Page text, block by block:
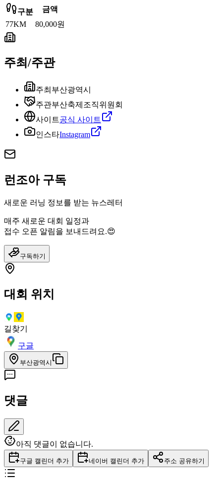
구분
금액
77KM
80,000원
주최/주관
주최 부산광역시
주관부산축제조직위원회
사이트공식 사이트
인스타Instagram
런조아 구독
새로운 러닝 정보를 받는 뉴스레터
매주 새로운 대회 일정과
접수 오픈 알림을 보내드려요.😍
구독하기
대회 위치
길찾기
구글
부산광역시
댓글
아직 댓글이 없습니다.
구글 캘린더 추가 네이버 캘린더 추가 주소 공유하기